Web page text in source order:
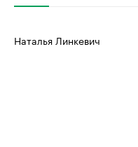
Наталья Линкевич